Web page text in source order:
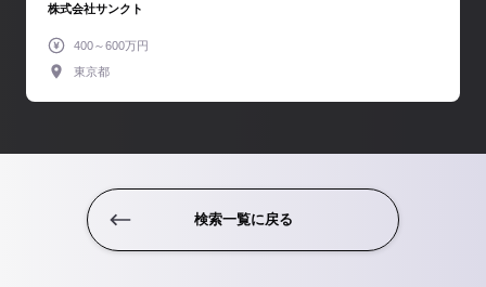
株式会社サンクト
400～600万円
東京都
検索一覧に戻る